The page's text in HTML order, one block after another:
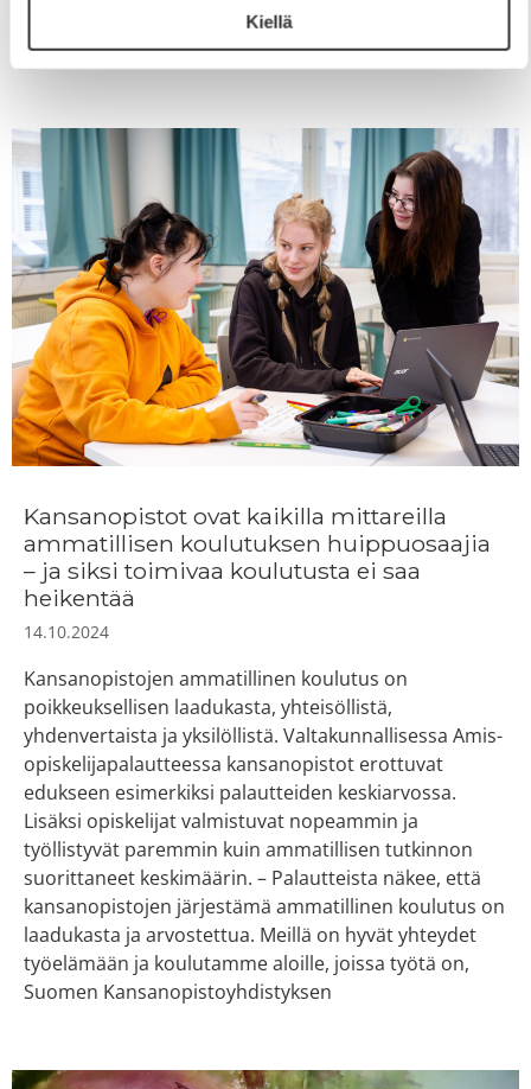
Kiellä
historiaan ja osaksi opiston perinteitä. Yhdistymisen
myötä Kauhajoella alkaa nuoriso-
Kansanopistot ovat kaikilla mittareilla
ammatillisen koulutuksen huippuosaajia
– ja siksi toimivaa koulutusta ei saa
heikentää
14.10.2024
Kansanopistojen ammatillinen koulutus on
poikkeuksellisen laadukasta, yhteisöllistä,
yhdenvertaista ja yksilöllistä. Valtakunnallisessa Amis-
opiskelijapalautteessa kansanopistot erottuvat
edukseen esimerkiksi palautteiden keskiarvossa.
Lisäksi opiskelijat valmistuvat nopeammin ja
työllistyvät paremmin kuin ammatillisen tutkinnon
suorittaneet keskimäärin. – Palautteista näkee, että
kansanopistojen järjestämä ammatillinen koulutus on
laadukasta ja arvostettua. Meillä on hyvät yhteydet
työelämään ja koulutamme aloille, joissa työtä on,
Suomen Kansanopistoyhdistyksen